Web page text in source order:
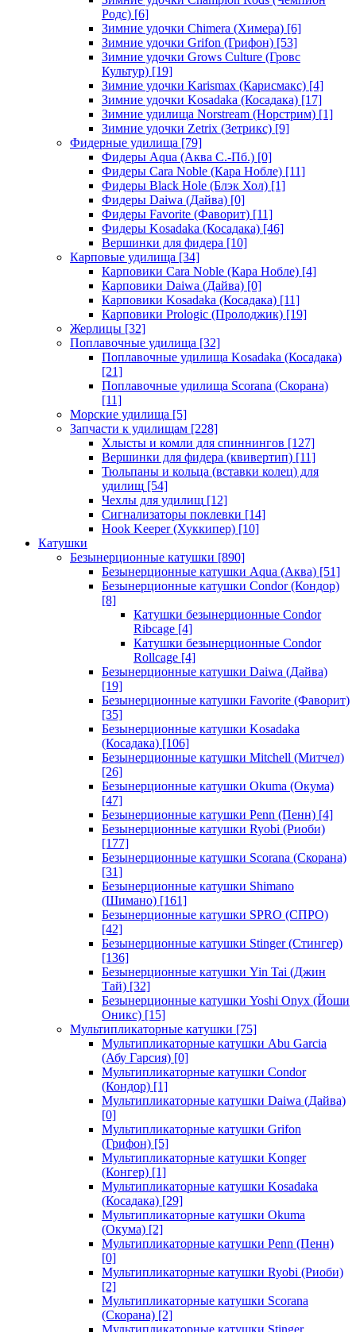
Родс) [6]
Зимние удочки Chimera (Химера) [6]
Зимние удочки Grifon (Грифон) [53]
Зимние удочки Grows Culture (Гровс
Культур) [19]
Зимние удочки Karismax (Карисмакс) [4]
Зимние удочки Kosadaka (Косадака) [17]
Зимние удилища Norstream (Норстрим) [1]
Зимние удочки Zetrix (Зетрикс) [9]
Фидерные удилища [79]
Фидеры Aqua (Аква С.-Пб.) [0]
Фидеры Cara Noble (Кара Нобле) [11]
Фидеры Black Hole (Блэк Хол) [1]
Фидеры Daiwa (Дайва) [0]
Фидеры Favorite (Фаворит) [11]
Фидеры Kosadaka (Косадака) [46]
Вершинки для фидера [10]
Карповые удилища [34]
Карповики Cara Noble (Кара Нобле) [4]
Карповики Daiwa (Дайва) [0]
Карповики Kosadaka (Косадака) [11]
Карповики Prologic (Пролоджик) [19]
Жерлицы [32]
Поплавочные удилища [32]
Поплавочные удилища Kosadaka (Косадака)
[21]
Поплавочные удилища Scorana (Скорана)
[11]
Морские удилища [5]
Запчасти к удилищам [228]
Хлысты и комли для спиннингов [127]
Вершинки для фидера (квивертип) [11]
Тюльпаны и кольца (вставки колец) для
удилищ [54]
Чехлы для удилищ [12]
Сигнализаторы поклевки [14]
Hook Keeper (Хуккипер) [10]
Катушки
Безынерционные катушки [890]
Безынерционные катушки Aqua (Аква) [51]
Безынерционные катушки Condor (Кондор)
[8]
Катушки безынерционные Condor
Ribcage [4]
Катушки безынерционные Condor
Rollcage [4]
Безынерционные катушки Daiwa (Дайва)
[19]
Безынерционные катушки Favorite (Фаворит)
[35]
Безынерционные катушки Kosadaka
(Косадака) [106]
Безынерционные катушки Mitchell (Митчел)
[26]
Безынерционные катушки Okuma (Окума)
[47]
Безынерционные катушки Penn (Пенн) [4]
Безынерционные катушки Ryobi (Риоби)
[177]
Безынерционные катушки Scorana (Скорана)
[31]
Безынерционные катушки Shimano
(Шимано) [161]
Безынерционные катушки SPRO (СПРО)
[42]
Безынерционные катушки Stinger (Стингер)
[136]
Безынерционные катушки Yin Tai (Джин
Тай) [32]
Безынерционные катушки Yoshi Onyx (Йоши
Оникс) [15]
Мультипликаторные катушки [75]
Мультипликаторные катушки Abu Garcia
(Абу Гарсия) [0]
Мультипликаторные катушки Condor
(Кондор) [1]
Мультипликаторные катушки Daiwa (Дайва)
[0]
Мультипликаторные катушки Grifon
(Грифон) [5]
Мультипликаторные катушки Konger
(Конгер) [1]
Мультипликаторные катушки Kosadaka
(Косадака) [29]
Мультипликаторные катушки Okuma
(Окума) [2]
Мультипликаторные катушки Penn (Пенн)
[0]
Мультипликаторные катушки Ryobi (Риоби)
[2]
Мультипликаторные катушки Scorana
(Скорана) [2]